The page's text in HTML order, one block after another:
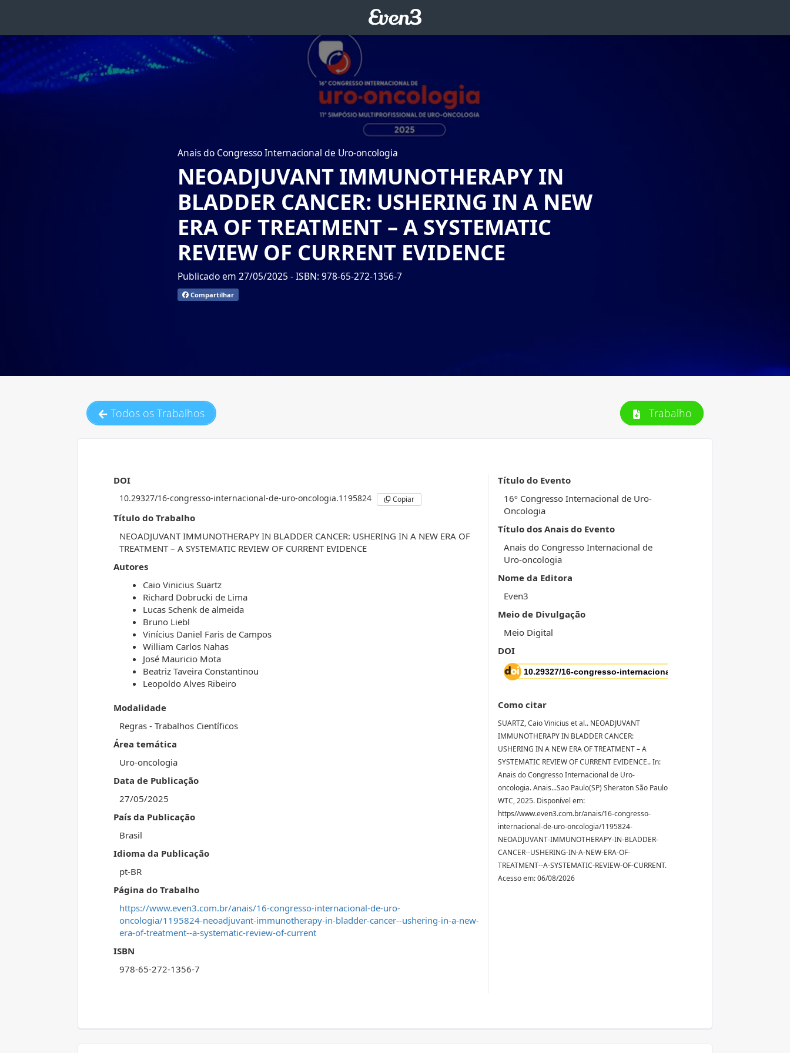
Anais do Congresso Internacional de Uro-oncologia
NEOADJUVANT IMMUNOTHERAPY IN
BLADDER CANCER: USHERING IN A NEW
ERA OF TREATMENT – A SYSTEMATIC
REVIEW OF CURRENT EVIDENCE
Publicado em 27/05/2025- ISBN: 978-65-272-1356-7
Compartilhar
Todos os Trabalhos Trabalho
DOI
10.29327/16-congresso-internacional-de-uro-oncologia.1195824 Copiar
Título do Trabalho
NEOADJUVANT IMMUNOTHERAPY IN BLADDER CANCER: USHERING IN A NEW ERA OF
TREATMENT – A SYSTEMATIC REVIEW OF CURRENT EVIDENCE
Autores
Caio Vinicius Suartz
Richard Dobrucki de Lima
Lucas Schenk de almeida
Bruno Liebl
Vinícius Daniel Faris de Campos
William Carlos Nahas
José Mauricio Mota
Beatriz Taveira Constantinou
Leopoldo Alves Ribeiro
Modalidade
Regras - Trabalhos Científicos
Área temática
Uro-oncologia
Data de Publicação
27/05/2025
País da Publicação
Brasil
Idioma da Publicação
pt-BR
Página do Trabalho
https://www.even3.com.br/anais/16-congresso-internacional-de-uro-
oncologia/1195824-neoadjuvant-immunotherapy-in-bladder-cancer--ushering-in-a-new-
era-of-treatment--a-systematic-review-of-current
ISBN
978-65-272-1356-7
Título do Evento
16º Congresso Internacional de Uro-
Oncologia
Título dos Anais do Evento
Anais do Congresso Internacional de
Uro-oncologia
Nome da Editora
Even3
Meio de Divulgação
Meio Digital
DOI
Como citar
SUARTZ, Caio Vinicius et al.. NEOADJUVANT
IMMUNOTHERAPY IN BLADDER CANCER:
USHERING IN A NEW ERA OF TREATMENT – A
SYSTEMATIC REVIEW OF CURRENT EVIDENCE.. In:
Anais do Congresso Internacional de Uro-
oncologia. Anais...Sao Paulo(SP) Sheraton São Paulo
WTC, 2025. Disponível em:
https//www.even3.com.br/anais/16-congresso-
internacional-de-uro-oncologia/1195824-
NEOADJUVANT-IMMUNOTHERAPY-IN-BLADDER-
CANCER--USHERING-IN-A-NEW-ERA-OF-
TREATMENT--A-SYSTEMATIC-REVIEW-OF-CURRENT.
Acesso em: 06/08/2026